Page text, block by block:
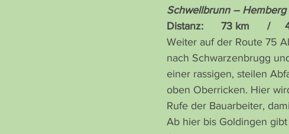
Schwellbrunn –
Distanz:      73 km      /
Weiter auf der Route 75
nach Schwarzenbrugg
einer rassigen, steilen
oben Oberricken. Hier
Rufe der Bauarbeiter,
Ab hier bis Goldingen